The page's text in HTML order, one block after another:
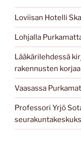
Loviisan Hotelli
Lohjalla
Lääkärilehdessä
rakennusten
Vaasassa
Professori Yrjö